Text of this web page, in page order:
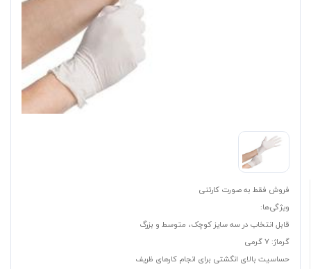
فروش فقط به صورت کارتنی
ویژگی‌ها:
قابل انتخاب در سه سایز کوچک، متوسط و بزرگ
گرماژ: 7 گرمی
حساسیت بالای انگشتی برای انجام کارهای ظریف